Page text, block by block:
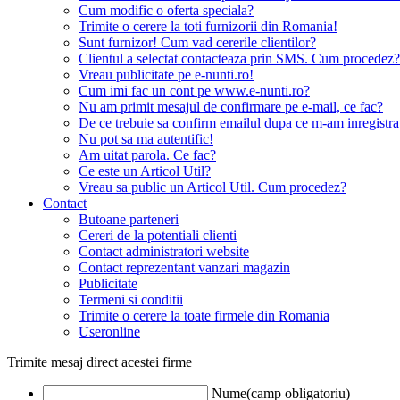
Cum modific o oferta speciala?
Trimite o cerere la toti furnizorii din Romania!
Sunt furnizor! Cum vad cererile clientilor?
Clientul a selectat contacteaza prin SMS. Cum procedez?
Vreau publicitate pe e-nunti.ro!
Cum imi fac un cont pe www.e-nunti.ro?
Nu am primit mesajul de confirmare pe e-mail, ce fac?
De ce trebuie sa confirm emailul dupa ce m-am
Nu pot sa ma autentific!
Am uitat parola. Ce fac?
Ce este un Articol Util?
Vreau sa public un Articol Util. Cum procedez?
Contact
Butoane parteneri
Cereri de la potentiali clienti
Contact administratori website
Contact reprezentant vanzari magazin
Publicitate
Termeni si conditii
Trimite o cerere la toate firmele din Romania
Useronline
Trimite mesaj direct acestei firme
Nume(camp obligatoriu)